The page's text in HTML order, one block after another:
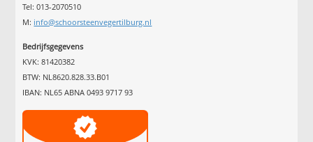
Tel: 013-2070510
M: info@schoorsteenvegertilburg.nl
Bedrijfsgegevens
KVK: 81420382
BTW: NL8620.828.33.B01
IBAN: NL65 ABNA 0493 9717 93